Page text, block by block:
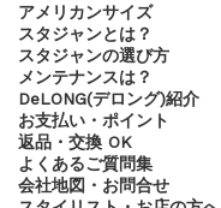
アメリカンサイズ
スタジャンとは？
スタジャンの選び方
メンテナンスは？
DeLONG(デロング)紹介
お支払い・ポイント
返品・交換 OK
よくあるご質問集
会社地図・お問合せ